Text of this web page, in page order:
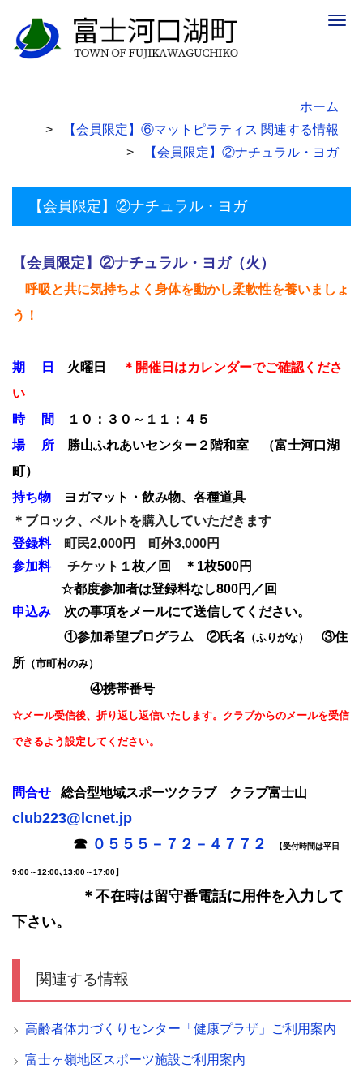
ホーム
【会員限定】⑥マットピラティス 関連する情報
【会員限定】②ナチュラル・ヨガ
【会員限定】②ナチュラル・ヨガ
【会員限定】②ナチュラル・ヨガ（火）
呼吸と共に気持ちよく身体を動かし柔軟性を養いましょ
う！
期 日 火曜日
＊開催日はカレンダーでご確認くださ
い
時 間
１０：３０～１１：４５
場 所
勝山ふれあいセンター２階和室 （富士河口湖
町）
持ち物
ヨガマット・飲み物、各種道具
＊ブロック、ベルトを購入していただきます
登録料
町民2,000円 町外3,000円
参加料チケット １枚／回 ＊1枚500円
☆都度参加者は登録料なし800円／回
申込み
次の事項をメールにて送信してください。
①参加希望プログラム ②氏名
（ふりがな）
③住
所 （市町村のみ）
④携帯番号
☆メール受信後、折り返し返信いたします。クラブからのメールを受信
できるよう設定してください。
問合せ 総合型地域スポーツクラブ クラブ富士山
club223@lcnet.jp
☎ ０５５５－７２－４７７２ 【受付時間は平日
9:00～12:00､13:00～17:00】
＊不在時は留守番電話に用件を入力して
下さい。
関連する情報
高齢者体力づくりセンター「健康プラザ」ご利用案内
富士ヶ嶺地区スポーツ施設ご利用案内